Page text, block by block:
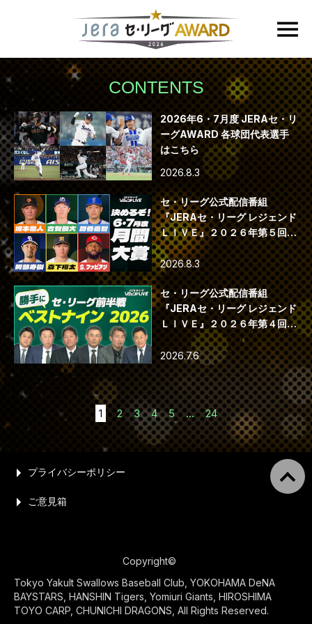
CONTENTS
2026年6・7月度 JERAセ・リ
ーグAWARD 各球団代表選手
はこちら
2026.8.3
セ・リーグ公式配信番組
『JERAセ・リーグ レジェンド
ＬＩＶＥ』２０２６年第５回配
信
2026.8.3
セ・リーグ公式配信番組
『JERAセ・リーグ レジェンド
ＬＩＶＥ』２０２６年第４回配
信
2026.7.6
1 2 3 4 5 ... 24
プライバシーポリシー
ご意見箱
Copyright©
Tokyo Yakult Swallows Baseball Club, YOKOHAMA DeNA
BAYSTARS, HANSHIN Tigers, Yomiuri Giants, HIROSHIMA
TOYO CARP, CHUNICHI DRAGONS, All Rights Reserved.